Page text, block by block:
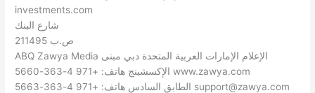
investments.com
شارع البنك
ص.ب 211495
ABQ Zawya Media الإعلام الإمارات العربية المتحدة دبي مبنى
الإكسشينج هاتف: +971 4-363-5660 www.zawya.com
support@zawya.com